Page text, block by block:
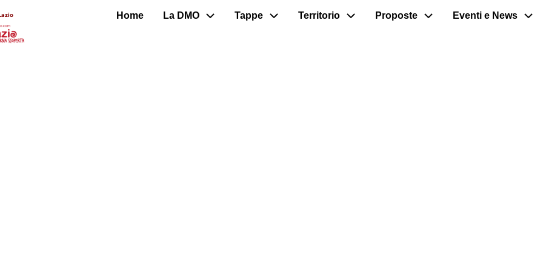
Home La DMO Tappe Territorio Proposte Eventi e News